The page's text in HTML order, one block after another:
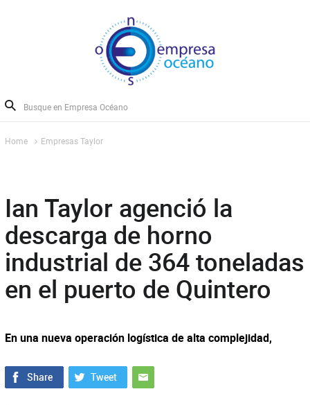
Home Empresas Taylor
Ian Taylor agenció la
descarga de horno
industrial de 364 toneladas
en el puerto de Quintero
En una nueva operación logística de alta complejidad,